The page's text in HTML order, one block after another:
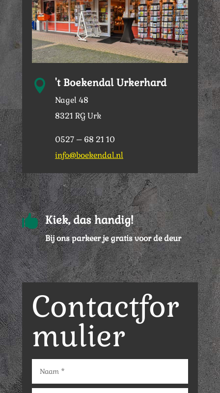
 't Boekendal Urkerhard
Nagel 48
8321 RG Urk
0527 – 68 21 10
info@boekendal.nl
 Kiek, das handig!
Bij ons parkeer je gratis voor de deur
Contactfor
mulier